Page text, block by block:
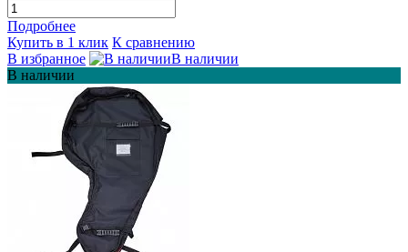
Подробнее
Купить в 1 клик К сравнению
В избранное
В наличии
В наличии